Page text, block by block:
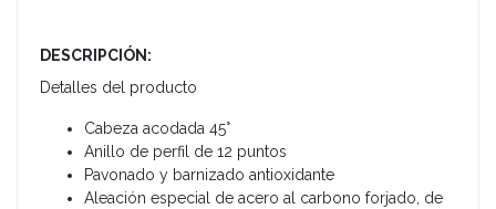
DESCRIPCIÓN:
Detalles del producto
Cabeza acodada 45°
Anillo de perfil de 12 puntos
Pavonado y barnizado antioxidante
Aleación especial de acero al carbono forjado, de